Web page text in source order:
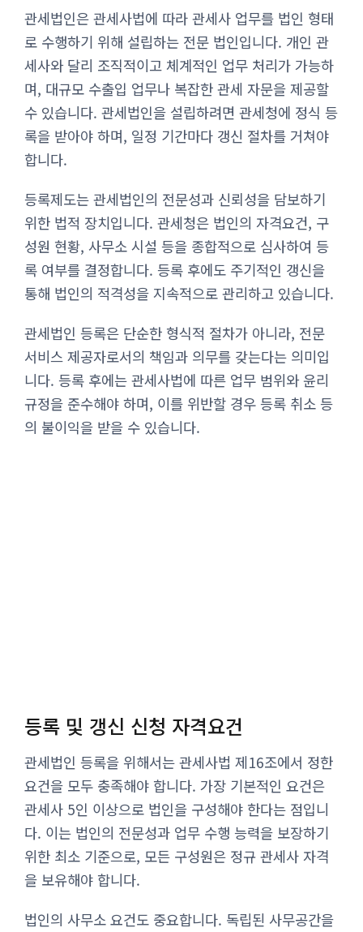
관세법인은 관세사법에 따라 관세사 업무를 법인 형태
로 수행하기 위해 설립하는 전문 법인입니다. 개인 관
세사와 달리 조직적이고 체계적인 업무 처리가 가능하
며, 대규모 수출입 업무나 복잡한 관세 자문을 제공할
수 있습니다. 관세법인을 설립하려면 관세청에 정식 등
록을 받아야 하며, 일정 기간마다 갱신 절차를 거쳐야
합니다.
등록제도는 관세법인의 전문성과 신뢰성을 담보하기
위한 법적 장치입니다. 관세청은 법인의 자격요건, 구
성원 현황, 사무소 시설 등을 종합적으로 심사하여 등
록 여부를 결정합니다. 등록 후에도 주기적인 갱신을
통해 법인의 적격성을 지속적으로 관리하고 있습니다.
관세법인 등록은 단순한 형식적 절차가 아니라, 전문
서비스 제공자로서의 책임과 의무를 갖는다는 의미입
니다. 등록 후에는 관세사법에 따른 업무 범위와 윤리
규정을 준수해야 하며, 이를 위반할 경우 등록 취소 등
의 불이익을 받을 수 있습니다.
등록 및 갱신 신청 자격요건
관세법인 등록을 위해서는 관세사법 제16조에서 정한
요건을 모두 충족해야 합니다. 가장 기본적인 요건은
관세사 5인 이상으로 법인을 구성해야 한다는 점입니
다. 이는 법인의 전문성과 업무 수행 능력을 보장하기
위한 최소 기준으로, 모든 구성원은 정규 관세사 자격
을 보유해야 합니다.
법인의 사무소 요건도 중요합니다. 독립된 사무공간을